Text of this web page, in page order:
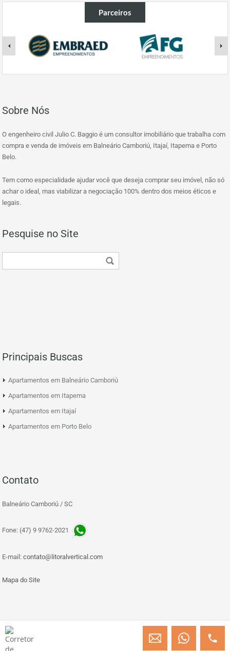
Parceiros
Sobre Nós
O engenheiro civil Julio C. Baggio é um consultor imobiliário que trabalha com
compra e venda de imóveis em Balneário Camboriú, Itajaí, Itapema e Porto
Belo.
Tem como especialidade ajudar você que deseja comprar seu imóvel, não só
achar o ideal, mas viabilizar a negociação 100% dentro dos meios éticos e
legais.
Pesquise no Site
Principais Buscas
Apartamentos em Balneário Camboriú
Apartamentos em Itapema
Apartamentos em Itajaí
Apartamentos em Porto Belo
Contato
Balneário Camboriú / SC
Fone: (47) 9 9762-2021
E-mail: contato@litoralvertical.com
Mapa do Site
© Copyright 2013 » 2026 Engenheiro Julio C. Baggio - Corretor de Imóveis